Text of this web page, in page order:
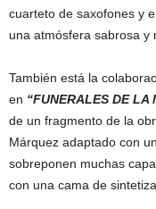
cuarteto de saxofones y
una atmósfera sabrosa y
También está la
en “FUNERALES DE LA
de un fragmento de la
Márquez adaptado con
sobreponen muchas
con una cama de